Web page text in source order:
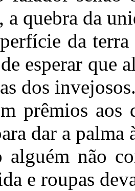
a quebra da
da terra
esperar que
dos
prêmios aos
dar a palma
alguém não
e roupas